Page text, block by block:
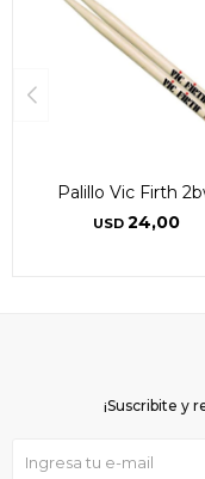
Palillo Vic Firth
USD 24,00
¡Suscribite y